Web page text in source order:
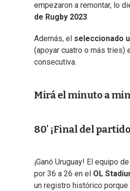
empezaron a remontar, lo
de Rugby 2023.
Además, el seleccionado
(apoyar cuatro o más tries)
consecutiva.
Mirá el minuto a
80' ¡Final del
¡Ganó Uruguay! El equipo de
por 36 a 26 en el OL
un registro histórico